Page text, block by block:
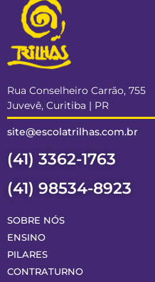
Rua Conselheiro Carrão, 755
Juvevê, Curitiba | PR
site@escolatrilhas.com.br
(41) 3362-1763
(41) 98534-8923
SOBRE NÓS
ENSINO
PILARES
CONTRATURNO